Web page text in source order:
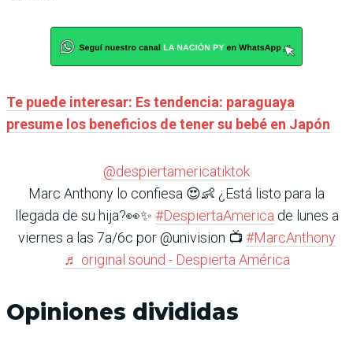
Te puede interesar: Es tendencia: paraguaya
presume los beneficios de tener su bebé en Japón
@despiertamericatiktok
Marc Anthony lo confiesa 😍👶 ¿Está listo para la
llegada de su hija?👀✨ #DespiertaAmerica de lunes a
viernes a las 7a/6c por @univision 📺 #MarcAnthony
♬ original sound - Despierta América
Opiniones divididas